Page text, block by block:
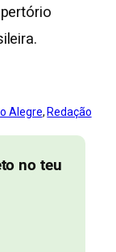
Alegre, Redação
no teu